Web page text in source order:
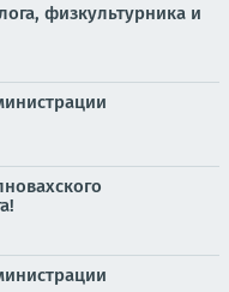
физкультурника и